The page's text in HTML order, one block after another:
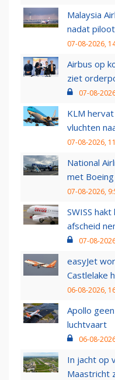
Malaysia
nadat
07-08-2026,
Airbus op
ziet
07-08-
KLM
vluchten
07-08-2026,
National
met
07-08-2026,
SWISS
afscheid
07-08-
easyJet
Castlelake
06-08-2026,
Apollo
luchtvaart
06-08-
In jacht op
Maastricht